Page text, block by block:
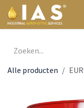
Overslaan naar inhoud
Alle producten